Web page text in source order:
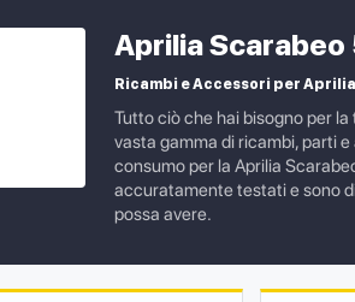
Aprilia Scarabeo
Ricambi e Accessori per
Tutto ciò che hai bisogno per
vasta gamma di ricambi, parti
consumo per la Aprilia
accuratamente testati e sono
possa avere.